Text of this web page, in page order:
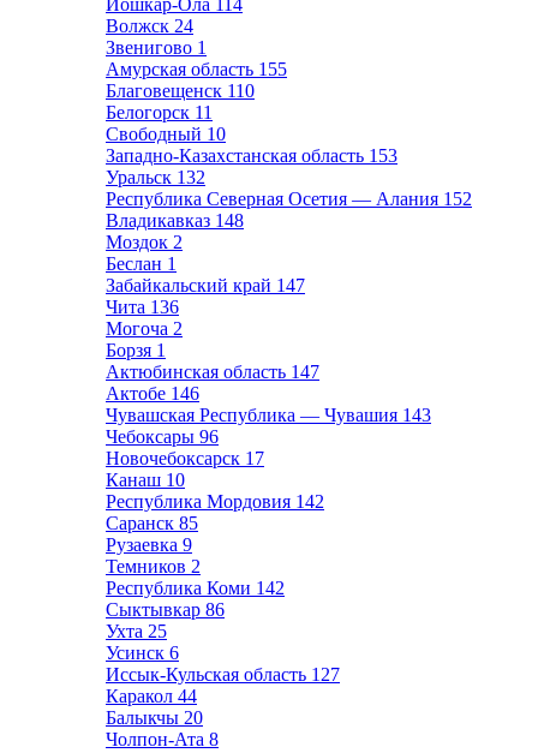
Йошкар-Ола 114
Волжск 24
Звенигово 1
Амурская область 155
Благовещенск 110
Белогорск 11
Свободный 10
Западно-Казахстанская область 153
Уральск 132
Республика Северная Осетия — Алания 152
Владикавказ 148
Моздок 2
Беслан 1
Забайкальский край 147
Чита 136
Могоча 2
Борзя 1
Актюбинская область 147
Актобе 146
Чувашская Республика — Чувашия 143
Чебоксары 96
Новочебоксарск 17
Канаш 10
Республика Мордовия 142
Саранск 85
Рузаевка 9
Темников 2
Республика Коми 142
Сыктывкар 86
Ухта 25
Усинск 6
Иссык-Кульская область 127
Каракол 44
Балыкчы 20
Чолпон-Ата 8